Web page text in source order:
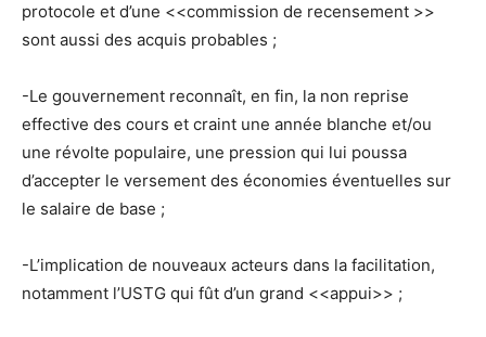
protocole et d’une <<commission de recensement >>
sont aussi des acquis probables ;
-Le gouvernement reconnaît, en fin, la non reprise
effective des cours et craint une année blanche et/ou
une révolte populaire, une pression qui lui poussa
d’accepter le versement des économies éventuelles sur
le salaire de base ;
-L’implication de nouveaux acteurs dans la facilitation,
notamment l’USTG qui fût d’un grand <<appui>> ;